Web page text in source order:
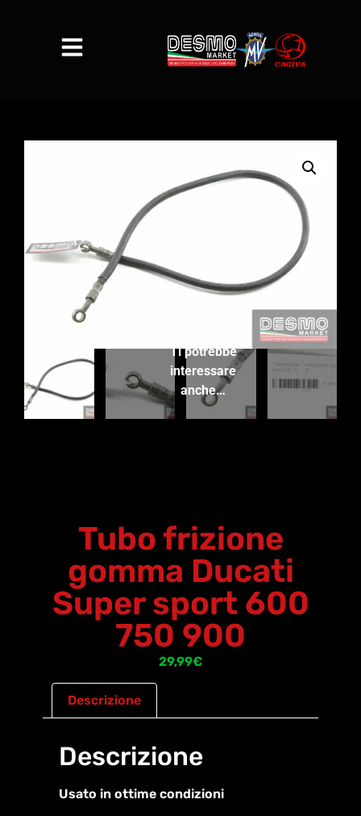
Tubo frizione
gomma Ducati
Super sport 600
750 900
29,99€
Descrizione
Descrizione
Usato in ottime condizioni
Ti potrebbe
interessare
anche…